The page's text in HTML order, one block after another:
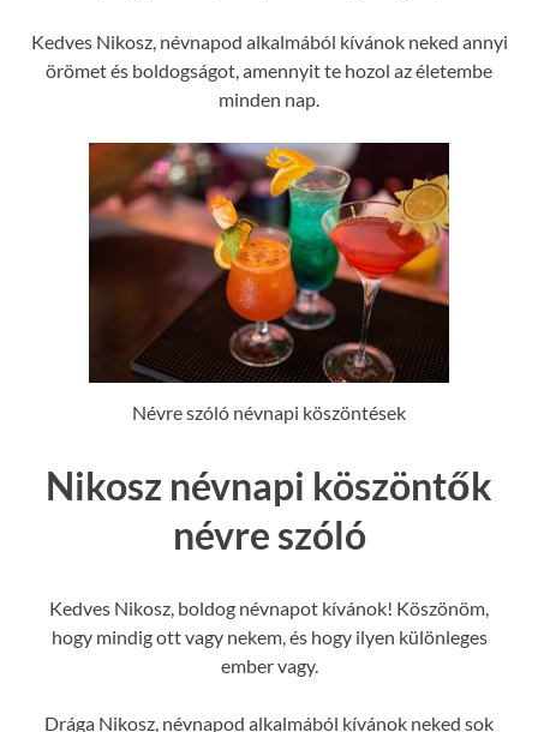
Kedves Nikosz, névnapod alkalmából kívánok neked annyi
örömet és boldogságot, amennyit te hozol az életembe
minden nap.
Névre szóló névnapi köszöntések
Nikosz névnapi köszöntők
névre szóló
Kedves Nikosz, boldog névnapot kívánok! Köszönöm,
hogy mindig ott vagy nekem, és hogy ilyen különleges
ember vagy.
Drága Nikosz, névnapod alkalmából kívánok neked sok